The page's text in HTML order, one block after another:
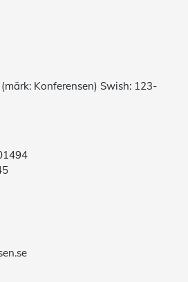
Konferensen) Swish: 123-